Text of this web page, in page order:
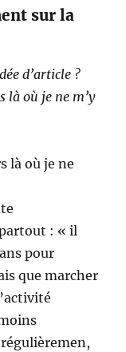
sur la
d’article ?
là où je ne m’y
là où je ne
: « il
pour
que marcher